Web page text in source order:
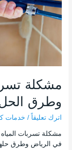
مشكلة
وطرق
اترك تعليقاً / خدمات
مشكلة تسربات
في الرياض وطرق